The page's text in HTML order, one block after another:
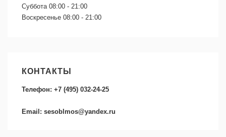
Суббота 08:00 - 21:00
Воскресенье 08:00 - 21:00
КОНТАКТЫ
Телефон: +7 (495) 032-24-25
Email: sesoblmos@yandex.ru